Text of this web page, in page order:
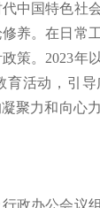
中国特色社
养。在日常
策。2023年
活动，引
聚力和向心
政办公会议